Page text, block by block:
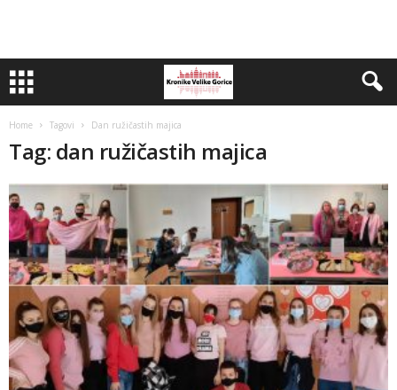
Home Tagovi Dan ružičastih majica
Tag: dan ružičastih majica